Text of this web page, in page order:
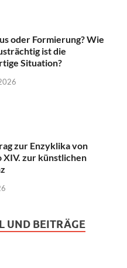
oder Formierung? Wie
ist die
Situation?
zur Enzyklika von
XIV. zur künstlichen
UND BEITRÄGE